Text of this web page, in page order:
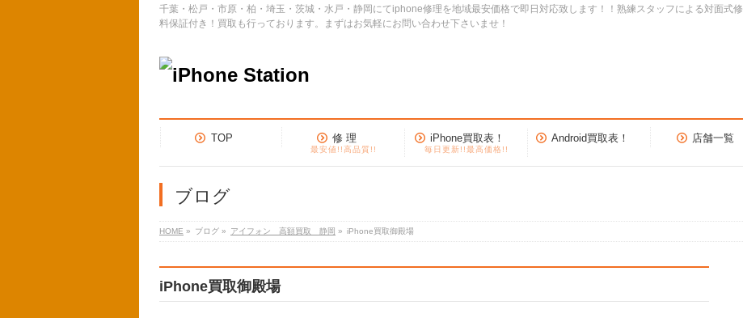
千葉・松戸・市原・柏・埼玉・茨城・水戸・静岡にてiphone修理を地域最安価格で即日対応致します！！熟練スタッフによる対面式
料保証付き！買取も行っております。まずはお気軽にお問い合わせ下さいませ！
TOP 修 理
最安値!!高品質!!
iPhone買取表！
毎日更新!!最高価格!!
Android買取表！ 店舗一覧
ブログ
HOME » ブログ » アイフォン 高額買取 静岡 » iPhone買取御殿場
iPhone買取御殿場